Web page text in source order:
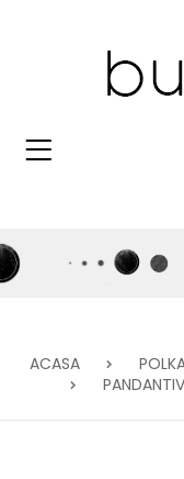
ACASA